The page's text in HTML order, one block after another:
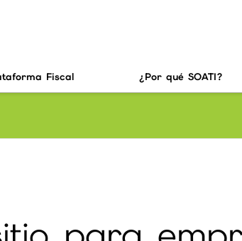
Fiscal ¿Por qué SOATI?